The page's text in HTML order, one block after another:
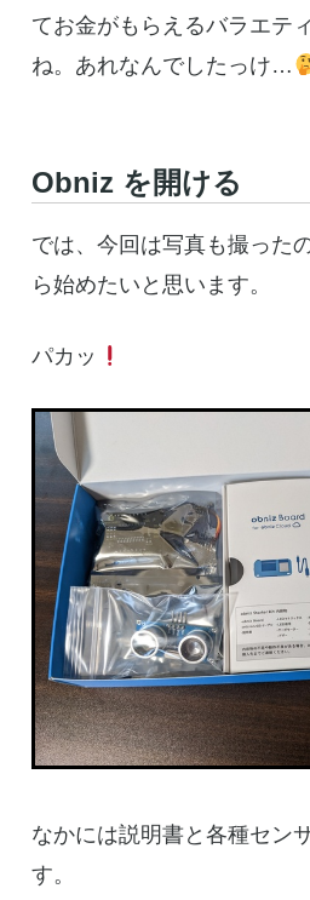
てお金がもらえるバラエテ
ね。あれなんでしたっけ…
Obniz を開ける
では、今回は写真も撮った
ら始めたいと思います。
パカッ
なかには説明書と各種セン
す。